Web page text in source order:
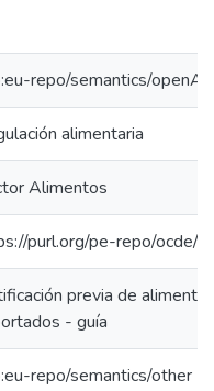
repo/semantics/
alimentaria
Alimentos
purl.org/pe-repo/ocde/
previa de
- guía
repo/semantics/other